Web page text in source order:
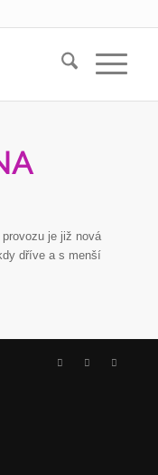
je již nová
dříve a s menší